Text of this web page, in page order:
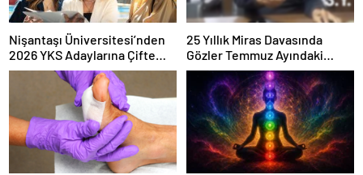
Nişantaşı Üniversitesi’nden
2026 YKS Adaylarına Çifte
Güvence: Sabit Ücret ve
Kesintisiz Burs
25 Yıllık Miras Davasında
Gözler Temmuz Ayındaki
Karar Duruşmasına Çevrildi